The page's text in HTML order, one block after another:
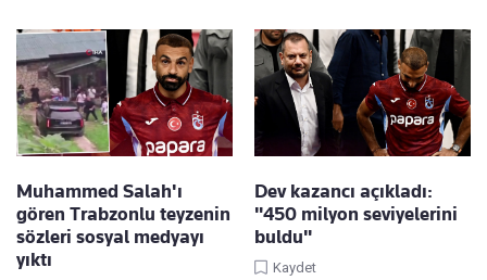
Muhammed Salah'ı
gören Trabzonlu teyzenin
sözleri sosyal medyayı
yıktı
Dev kazancı açıkladı:
"450 milyon seviyelerini
buldu"
Kaydet